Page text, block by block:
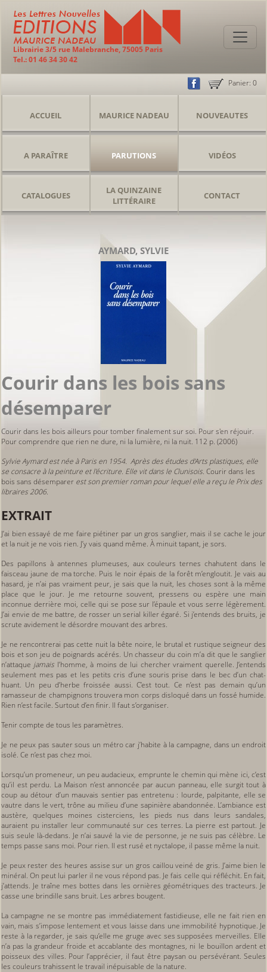
Librairie 3/5 rue Malebranche, 75005 Paris
Tel.: 01 46 34 30 42
Panier: 0
ACCUEIL MAURICE NADEAU NOUVEAUTES
A PARAÎTRE PARUTIONS VIDÉOS
CATALOGUES
LA QUINZAINE
LITTÉRAIRE
CONTACT
AYMARD, SYLVIE
Courir dans les bois sans
désemparer
Courir dans les bois ailleurs pour tomber finalement sur soi. Pour s'en réjouir.
Pour comprendre que rien ne dure, ni la lumière, ni la nuit. 112 p. (2006)
Sylvie Aymard est née à Paris en 1954. Après des études d'Arts plastiques, elle
se consacre à la peinture et l'écriture. Elle vit dans le Clunisois. Courir dans les
bois sans désemparer est son premier roman pour lequel elle a reçu le Prix des
libraires 2006.
EXTRAIT
J’ai bien essayé de me faire piétiner par un gros sanglier, mais il se cache le jour
et la nuit je ne vois rien. J’y vais quand même. À minuit tapant, je sors.
Des papillons à antennes plumeuses, aux couleurs ternes chahutent dans le
faisceau jaune de ma torche. Puis le noir épais de la forêt m’engloutit. Je vais au
hasard, je n’ai pas vraiment peur, je sais que la nuit, les choses sont à la même
place que le jour. Je me retourne souvent, pressens ou espère une main
inconnue derrière moi, celle qui se pose sur l’épaule et vous serre légèrement.
J’ai envie de me battre, de rosser un serial killer égaré. Si j’entends des bruits, je
scrute avidement le désordre mouvant des arbres.
Je ne rencontrerai pas cette nuit la bête noire, le brutal et rustique seigneur des
bois et son jeu de poignards acérés. Un chasseur du coin m’a dit que le sanglier
n’attaque jamais l’homme, à moins de lui chercher vraiment querelle. J’entends
seulement mes pas et les petits cris d’une souris prise dans le bec d’un chat-
huant. Un peu d’herbe froissée aussi. C’est tout. Ce n’est pas demain qu’un
ramasseur de champignons trouvera mon corps disloqué dans un fossé humide.
Rien n’est facile. Surtout d’en finir. Il faut s’organiser.
Tenir compte de tous les paramètres.
Je ne peux pas sauter sous un métro car j’habite à la campagne, dans un endroit
isolé. Ce n’est pas chez moi.
Lorsqu’un promeneur, un peu audacieux, emprunte le chemin qui mène ici, c’est
qu’il est perdu. La Maison n’est annoncée par aucun panneau, elle surgit tout à
coup au détour d’un mauvais sentier pas entretenu : lourde, palpitante, elle se
vautre dans le vert, trône au milieu d’une sapinière abandonnée. L’ambiance est
austère, quelques moines cisterciens, les pieds nus dans leurs sandales,
auraient pu installer leur communauté sur ces terres. La pierre est partout. Je
suis seule là-dedans. Je n’ai sauvé la vie de personne, je ne suis pas célèbre. Le
temps passe sans moi. Pour rien. Il est rusé et nyctalope, il passe même la nuit.
Je peux rester des heures assise sur un gros caillou veiné de gris. J’aime bien le
minéral. On peut lui parler il ne vous répond pas. Je fais celle qui réfléchit. En fait,
j’attends. Je traîne mes bottes dans les ornières géométriques des tracteurs. Je
casse une brindille sans bruit. Les arbres bougent.
La campagne ne se montre pas immédiatement fastidieuse, elle ne fait rien en
vain, mais s’impose lentement et vous laisse dans une immobilité hypnotique. Je
reste à la regarder, je sais qu’elle me gruge avec ses supposées merveilles. Elle
n’a pas la grandeur froide et accablante des montagnes, ni le bouillon ardent et
poisseux des villes. Pour l’apprécier, il faut être paysan ou persévérant. Seules
les couleurs trahissent le travail inépuisable de la nature.